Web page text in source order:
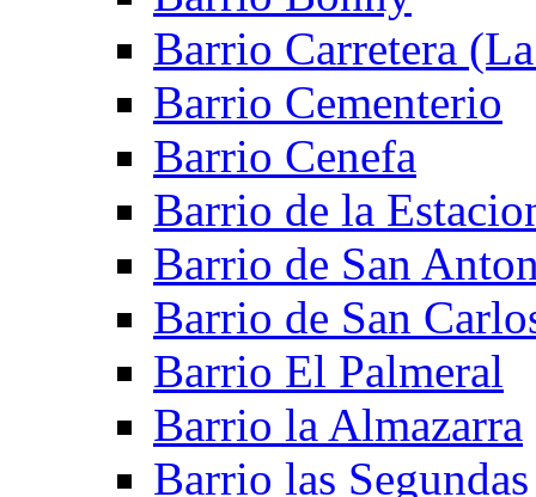
Barrio Carretera
Barrio Cementerio
Barrio Cenefa
Barrio de la
Barrio de San
Barrio de San
Barrio El Palmeral
Barrio la Almazarra
Barrio las Segundas